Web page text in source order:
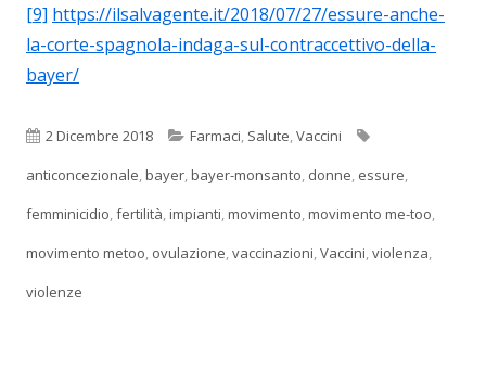
[9] https://ilsalvagente.it/2018/07/27/essure-anche-
la-corte-spagnola-indaga-sul-contraccettivo-della-
bayer/
Pubblicato
2 Dicembre 2018 Categorie
Farmaci, Salute,Vaccini
anticoncezionale,bayer,bayer-monsanto, donne, essure,
femminicidio,fertilità,impianti,movimento,movimento me-too,
movimento metoo, ovulazione,vaccinazioni,Vaccini,violenza,
violenze